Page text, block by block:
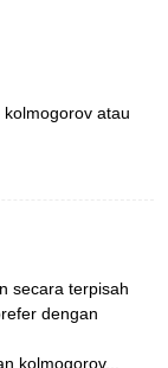
atau
secara terpisah
dengan
kolmogorov...